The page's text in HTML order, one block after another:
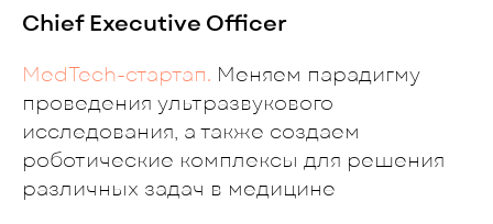
Chief Executive Officer
MedTech-стартап. Меняем парадигму
проведения ультразвукового
исследования, а также создаем
роботические комплексы для решения
различных задач в медицине